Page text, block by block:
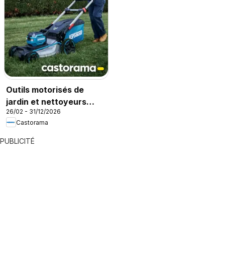
Outils motorisés de
jardin et nettoyeurs
haute pression
26/02 - 31/12/2026
Castorama
PUBLICITÉ